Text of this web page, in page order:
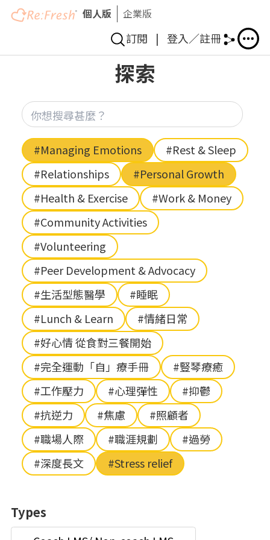
Skip
content
個人版 企業版
訂閱 | 登入／註冊
探索
Hashtag
#Managing Emotions
#Rest & Sleep
#Relationships
#Personal Growth
#Health & Exercise
#Work & Money
#Community Activities
#Volunteering
#Peer Development & Advocacy
#生活型態醫學
#睡眠
#Lunch & Learn
#情緒日常
#好心情 從食對三餐開始
#完全運動「自」療手冊
#豎琴療癒
#工作壓力
#心理彈性
#抑鬱
#抗逆力
#焦慮
#照顧者
#職場人際
#職涯規劃
#過勞
#深度長文
#Stress relief
Types